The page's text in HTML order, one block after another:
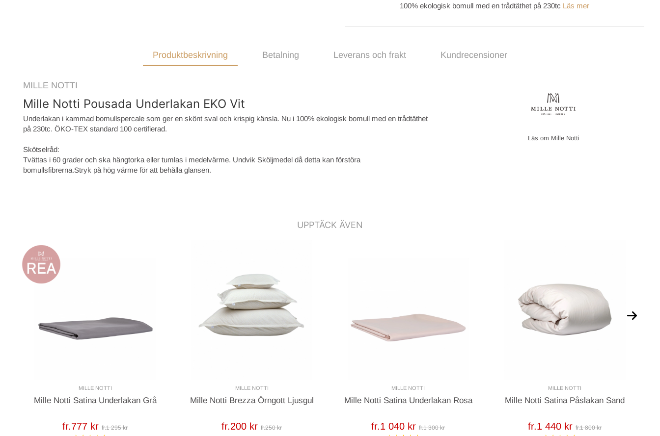
100% ekologisk bomull med en trådtäthet på 230tc Läs mer
Produktbeskrivning
MILLE NOTTI
Mille Notti Pousada Underlakan EKO Vit
Underlakan i kammad bomullspercale som ger en skönt sval och krispig känsla. Nu i 100% ekologisk bomull med en trådtäthet
på 230tc. ÖKO-TEX standard 100 certifierad.
Skötselråd:
Tvättas i 60 grader och ska hängtorka eller tumlas i medelvärme. Undvik Sköljmedel då detta kan förstöra
bomullsfibrerna.Stryk på hög värme för att behålla glansen.
Mille Notti
Betalning Leverans och frakt Kundrecensioner
UPPTÄCK ÄVEN
MILLE NOTTI
Mille Notti Satina Underlakan Grå
fr.777 kr fr.1 295 kr
MILLE NOTTI
Mille Notti Brezza Örngott Ljusgul
fr.200 kr fr.250 kr
MILLE NOTTI
Mille Notti Satina Underlakan Rosa
fr.1 040 kr fr.1 300 kr
MILLE NOTTI
Mille Notti Satina Påslakan Sand
fr.1 440 kr fr.1 800 kr